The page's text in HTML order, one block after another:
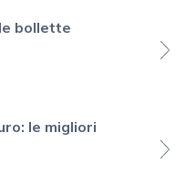
bollette
le migliori